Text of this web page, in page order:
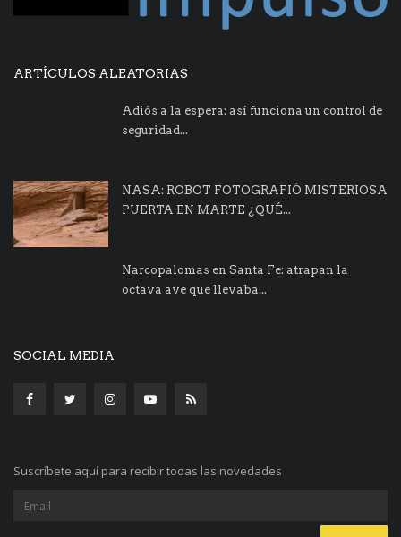
ARTÍCULOS ALEATORIAS
Adiós a la espera: así funciona un control de
seguridad...
NASA: ROBOT FOTOGRAFIÓ MISTERIOSA
PUERTA EN MARTE ¿QUÉ...
Narcopalomas en Santa Fe: atrapan la
octava ave que llevaba...
SOCIAL MEDIA
Suscríbete aquí para recibir todas las novedades